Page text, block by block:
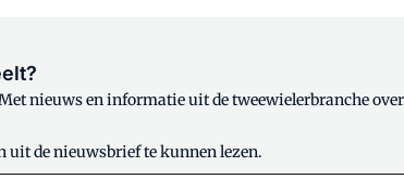
nieuws en informatie uit de tweewielerbranche
uit de nieuwsbrief te kunnen lezen.